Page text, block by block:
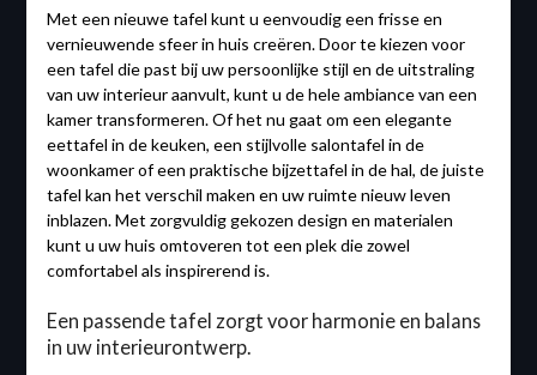
Met een nieuwe tafel kunt u eenvoudig een frisse en
vernieuwende sfeer in huis creëren. Door te kiezen voor
een tafel die past bij uw persoonlijke stijl en de uitstraling
van uw interieur aanvult, kunt u de hele ambiance van een
kamer transformeren. Of het nu gaat om een elegante
eettafel in de keuken, een stijlvolle salontafel in de
woonkamer of een praktische bijzettafel in de hal, de juiste
tafel kan het verschil maken en uw ruimte nieuw leven
inblazen. Met zorgvuldig gekozen design en materialen
kunt u uw huis omtoveren tot een plek die zowel
comfortabel als inspirerend is.
Een passende tafel zorgt voor harmonie en balans
in uw interieurontwerp.